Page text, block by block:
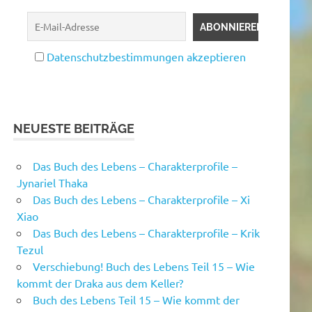
Datenschutzbestimmungen akzeptieren
NEUESTE BEITRÄGE
Das Buch des Lebens – Charakterprofile –
Jynariel Thaka
Das Buch des Lebens – Charakterprofile – Xi
Xiao
Das Buch des Lebens – Charakterprofile – Krik
Tezul
Verschiebung! Buch des Lebens Teil 15 – Wie
kommt der Draka aus dem Keller?
Buch des Lebens Teil 15 – Wie kommt der